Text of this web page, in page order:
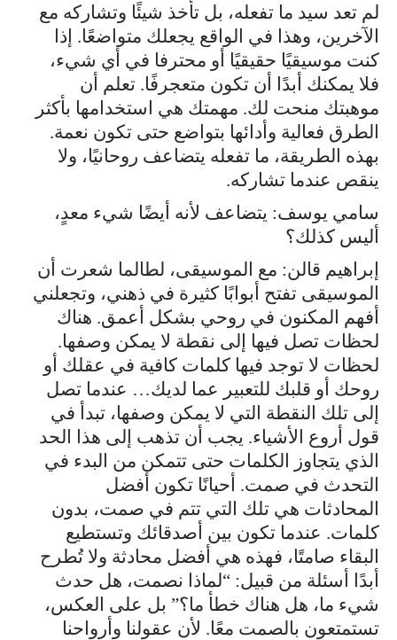
لم تعد سيد ما تفعله، بل تأخذ شيئًا وتشاركه مع
الآخرين، وهذا في الواقع يجعلك متواضعًا. إذا
كنت موسيقيًا حقيقيًا أو محترفا في أي شيء،
فلا يمكنك أبدًا أن تكون متعجرفًا. تعلم أن
موهبتك منحت لك. مهمتك هي استخدامها بأكثر
الطرق فعالية وأدائها بتواضع حتى تكون نعمة.
بهذه الطريقة، ما تفعله يتضاعف روحانيًا، ولا
ينقص عندما تشاركه.
سامي يوسف: يتضاعف لأنه أيضًا شيء معدٍ،
أليس كذلك؟
إبراهيم قالن: مع الموسيقى، لطالما شعرت أن
الموسيقى تفتح أبوابًا كثيرة في ذهني، وتجعلني
أفهم المكنون في روحي بشكل أعمق. هناك
لحظات تصل فيها إلى نقطة لا يمكن وصفها.
لحظات لا توجد فيها كلمات كافية في عقلك أو
روحك أو قلبك للتعبير عما لديك… عندما تصل
إلى تلك النقطة التي لا يمكن وصفها، تبدأ في
قول أروع الأشياء. يجب أن تذهب إلى هذا الحد
الذي يتجاوز الكلمات حتى تتمكن من البدء في
التحدث في صمت. أحيانًا تكون أفضل
المحادثات هي تلك التي تتم في صمت، بدون
كلمات. عندما تكون بين أصدقائك وتستطيع
البقاء صامتًا، فهذه هي أفضل محادثة ولا تُطرح
أبدًا أسئلة من قبيل: “لماذا نصمت، هل حدث
شيء ما، هل هناك خطأ ما؟” بل على العكس،
تستمتعون بالصمت معًا. لأن عقولنا وأرواحنا